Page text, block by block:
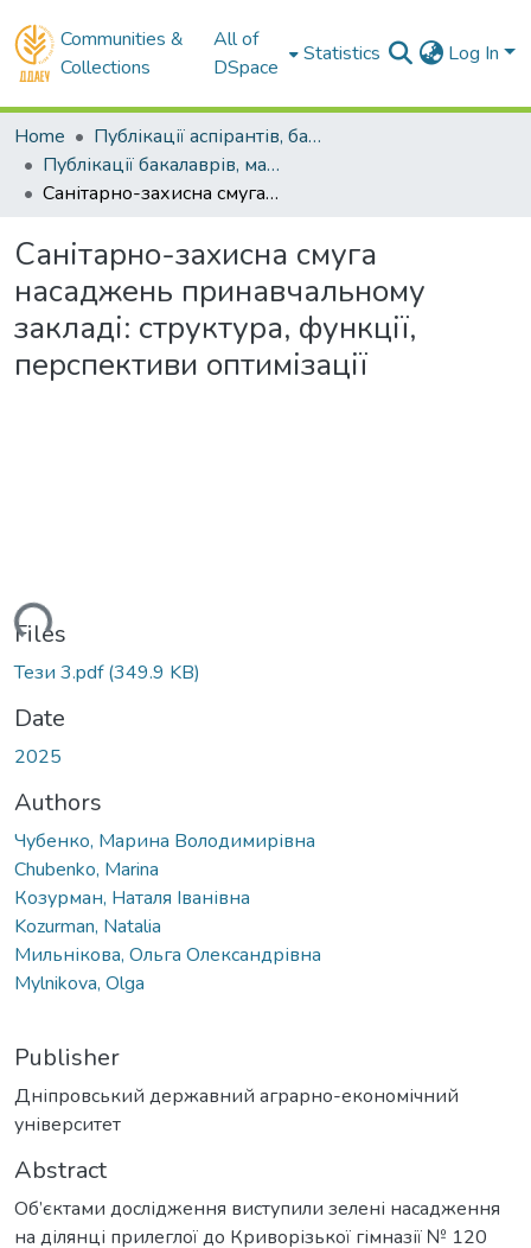
Communities &
Collections
All of
DSpace
Statistics Log In
Home
Публікації аспірантів, бакалаврів, магістрів
Публікації бакалаврів, магістрів
Санітарно-захисна смуга насаджень принавчальному закладі: структура, функції, перспективи оптимізації
Санітарно-захисна смуга
насаджень принавчальному
закладі: структура, функції,
перспективи оптимізації
Files
Тези 3.pdf(349.9 KB)
Date
2025
Authors
Чубенко, Марина Володимирівна
Chubenko, Marina
Козурман, Наталя Іванівна
Kozurman, Natalia
Мильнікова, Ольга Олександрівна
Mylnikova, Olga
Publisher
Дніпровський державний аграрно-економічний
університет
Abstract
Об’єктами дослідження виступили зелені насадження
на ділянці прилеглої до Криворізької гімназії № 120